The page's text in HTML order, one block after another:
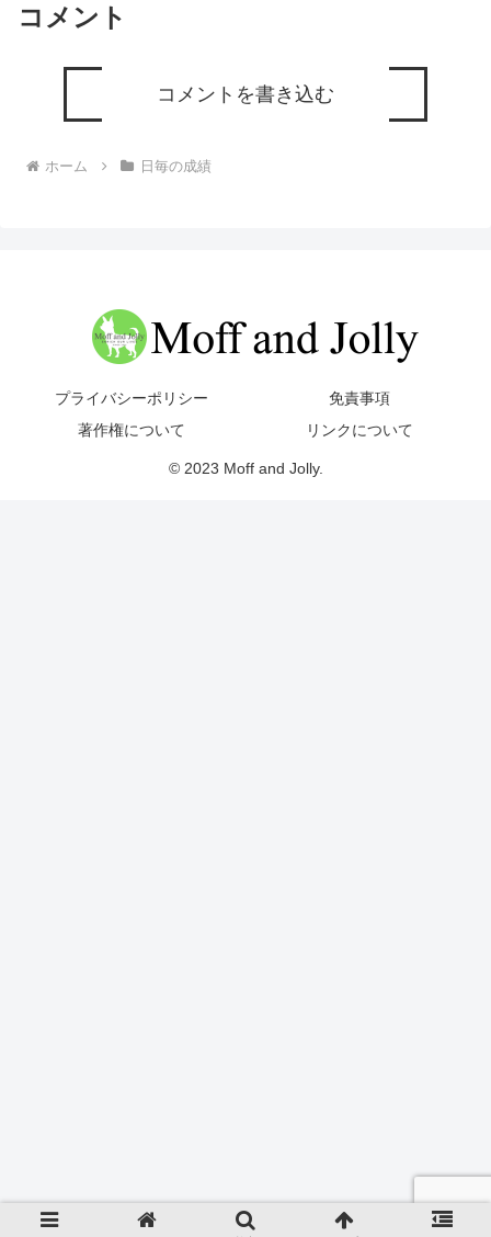
コメント
コメントを書き込む
ホーム 日毎の成績
プライバシーポリシー
免責事項
著作権について
リンクについて
© 2023 Moff and Jolly.